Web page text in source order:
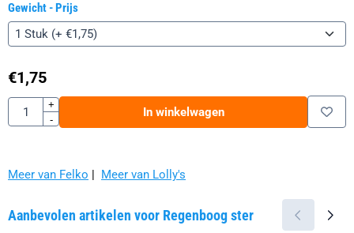
Gewicht - Prijs
€1,75
Aantal
+
-
In winkelwagen
Meer van Felko | Meer van Lolly's
Aanbevolen artikelen voor Regenboog ster